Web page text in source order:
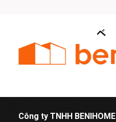
Công ty TNHH BENIHOME